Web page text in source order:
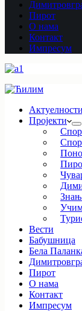
Пирот
О нама
Контакт
Импресум
Актуелности
Пројекти
Вести
Бабушница
Бела
Пирот
О нама
Контакт
Импресум